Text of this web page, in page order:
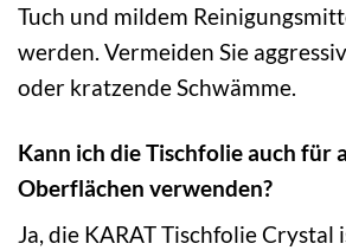
Tuch und mildem
werden. Vermeiden Sie
oder kratzende Schwämme.
Kann ich die Tischfolie auch für
Oberflächen verwenden?
Ja, die KARAT Tischfolie Crystal